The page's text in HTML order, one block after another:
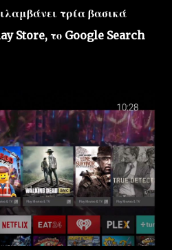
τρία βασικά
Store, το Google Search